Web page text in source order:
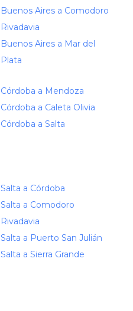
Buenos Aires a Comodoro
Rivadavia
Buenos Aires a Mar del
Plata
Córdoba a Mendoza
Córdoba a Caleta Olivia
Córdoba a Salta
Salta a Córdoba
Salta a Comodoro
Rivadavia
Salta a Puerto San Julián
Salta a Sierra Grande